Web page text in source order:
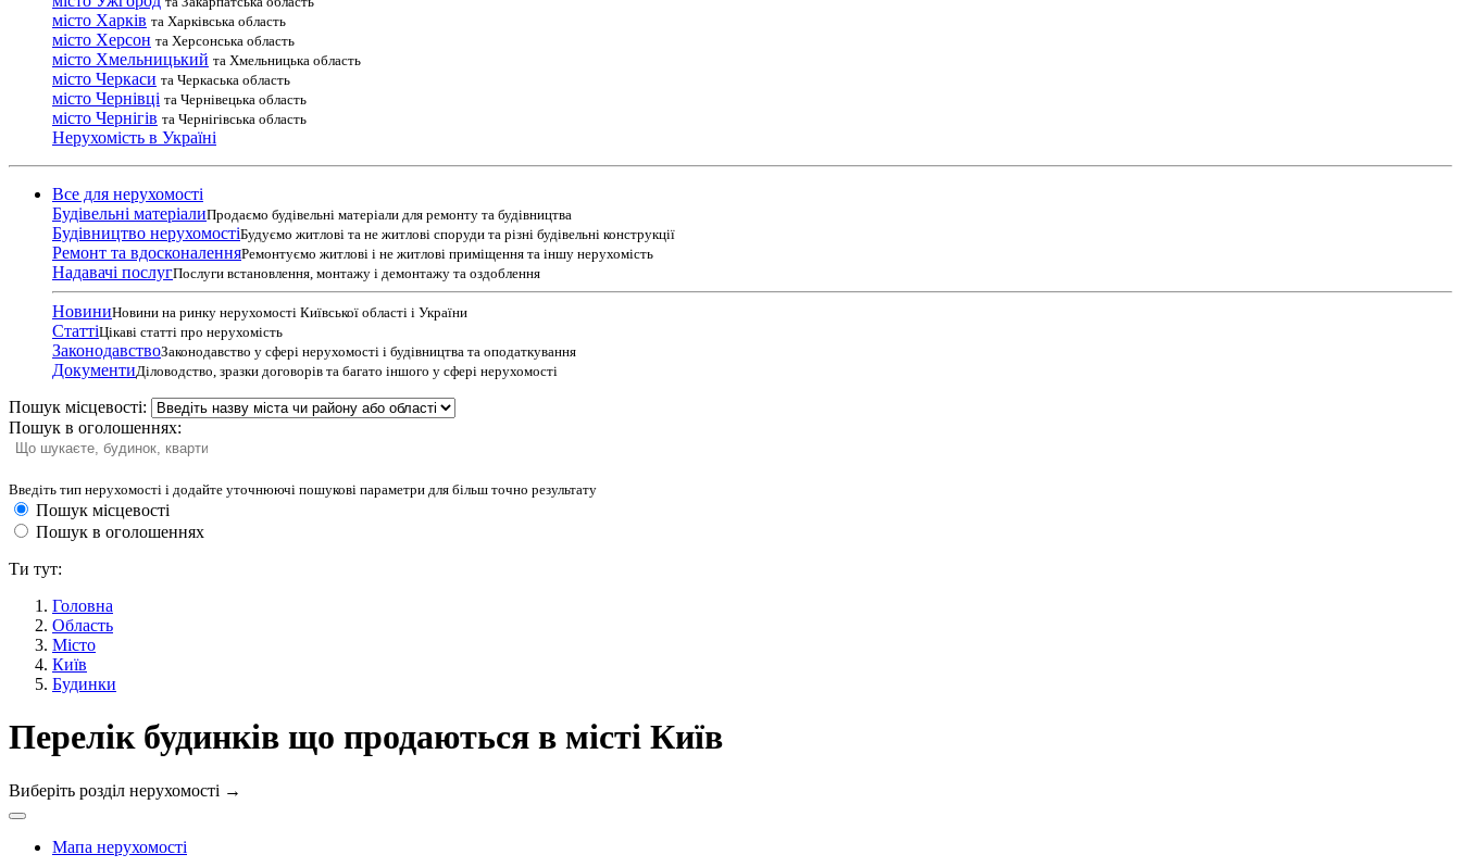
місто Харків та Харківська область
місто Херсон та Херсонська область
місто Хмельницький та Хмельницька область
місто Черкаси та Черкаська область
місто Чернівці та Чернівецька область
місто Чернігів та Чернігівська область
Нерухомість в Україні
Все для нерухомості
Будівельні матеріалиПродаємо будівельні матеріали для ремонту та будівництва
Будівництво нерухомостіБудуємо житлові та не житлові споруди та різні будівельні конструкції
Ремонт та вдосконаленняРемонтуємо житлові і не житлові приміщення та іншу нерухомість
Надавачі послугПослуги встановлення, монтажу і демонтажу та оздоблення
НовиниНовини на ринку нерухомості Київської області і України
СтаттіЦікаві статті про нерухомість
ЗаконодавствоЗаконодавство у сфері нерухомості і будівництва та оподаткування
ДокументиДіловодство, зразки договорів та багато іншого у сфері нерухомості
Пошук місцевості:
Пошук в оголошеннях:
Введіть тип нерухомості і додайте уточнюючі пошукові параметри для більш точно результату
Пошук місцевості
Пошук в оголошеннях
Ти тут:
Головна
Область
Місто
Київ
Будинки
Перелік будинків що продаються в місті Київ
Виберіть розділ нерухомості →
Мапа нерухомості